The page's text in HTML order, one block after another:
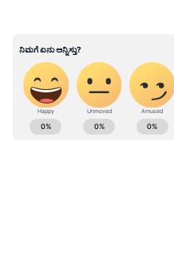
ಮೇಲೆ ಕುಳಿತುಕೊಳ್ಳುವ,
ಚಿಲಿಪಿಲಿ ಮಾಡುವ
ಬಾಬೆಲ್‌ಫಿಶ್ ಏಷ್ಯಾ ವರದಿ
ABOUT THE AUTHOR